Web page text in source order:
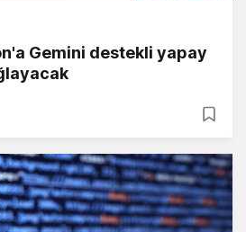
Gemini destekli yapay